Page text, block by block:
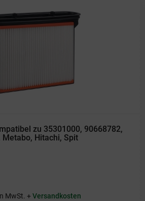
zu 35301000, 90668782,
Metabo, Hitachi, Spit
MwSt. +Versandkosten